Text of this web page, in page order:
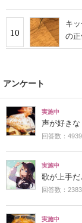
10
キ
の
アンケート
実施中
声が好きな
回答数：
実施中
歌が上手だ
回答数：
実施中